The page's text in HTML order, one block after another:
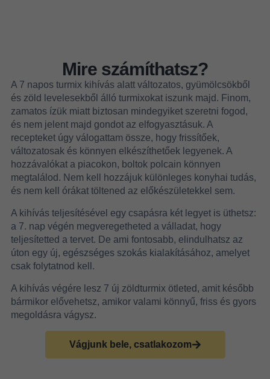
Mire számíthatsz?
A 7 napos turmix kihívás alatt változatos, gyümölcsökből
és zöld levelesekből álló turmixokat iszunk majd. Finom,
zamatos ízük miatt biztosan mindegyiket szeretni fogod,
és nem jelent majd gondot az elfogyasztásuk. A
recepteket úgy válogattam össze, hogy frissítőek,
változatosak és könnyen elkészíthetőek legyenek. A
hozzávalókat a piacokon, boltok polcain könnyen
megtalálod. Nem kell hozzájuk különleges konyhai tudás,
és nem kell órákat töltened az előkészületekkel sem.
A kihívás teljesítésével egy csapásra két legyet is üthetsz:
a 7. nap végén megveregetheted a válladat, hogy
teljesítetted a tervet. De ami fontosabb, elindulhatsz az
úton egy új, egészséges szokás kialakításához, amelyet
csak folytatnod kell.
A kihívás végére lesz 7 új zöldturmix ötleted, amit később
bármikor elővehetsz, amikor valami könnyű, friss és gyors
megoldásra vágysz.
Vágjunk bele, csatlakozom